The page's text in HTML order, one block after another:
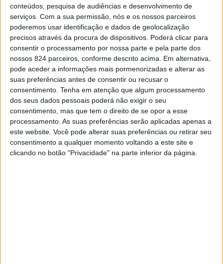
conteúdos, pesquisa de audiências e desenvolvimento de
serviços. Com a sua permissão, nós e os nossos parceiros
poderemos usar identificação e dados de geolocalização
precisos através da procura de dispositivos. Poderá clicar para
consentir o processamento por nossa parte e pela parte dos
nossos 824 parceiros, conforme descrito acima. Em alternativa,
pode aceder a informações mais pormenorizadas e alterar as
suas preferências antes de consentir ou recusar o
consentimento. Tenha em atenção que algum processamento
dos seus dados pessoais poderá não exigir o seu
consentimento, mas que tem o direito de se opor a esse
processamento. As suas preferências serão aplicadas apenas a
este website. Você pode alterar suas preferências ou retirar seu
consentimento a qualquer momento voltando a este site e
clicando no botão "Privacidade" na parte inferior da página.
É inaugurada no próximo dia 30 de Março a Rota de
Turismo Literário de Sousel em que nove escritores
nacionais imaginaram dezoito histórias que dão uma
nova vida a dezoito lugares do Concelho, criando um
percurso onde a leitura se transforma numa viagem.
Integram este projecto nomes incontornáveis da
literatura portuguesa contemporânea como Sandro
William Junqueira, Patrícia Portela, Joana Bértholo,
João Tordo, José Luís Peixoto, Adélia Carvalho, Isabela